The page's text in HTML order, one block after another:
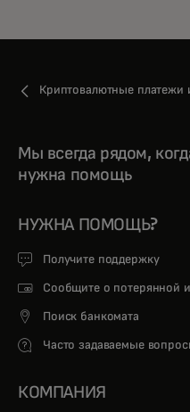
Криптовалютные
Мы всегда рядом,
нужна помощь
НУЖНА ПОМОЩЬ?
Получите поддержку
Сообщите о потерянной
Поиск банкомата
Часто задаваемые
КОМПАНИЯ